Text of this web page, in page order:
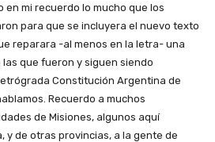
en mi recuerdo lo mucho que los
para que se incluyera el nuevo texto
reparara -al menos en la letra- una
que fueron y siguen siendo
Constitución Argentina de
Recuerdo a muchos
de Misiones, algunos aquí
y de otras provincias, a la gente de